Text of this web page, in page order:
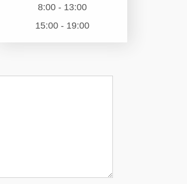
8:00 - 13:00
15:00 - 19:00